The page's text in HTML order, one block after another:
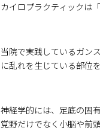
カイロプラクティックは
当院で実践しているガン
に乱れを生じている部位
神経学的には、足底の固
覚野だけでなく小脳や前